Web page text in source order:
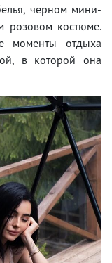
черном мини-
розовом костюме.
моменты отдыха
в которой она